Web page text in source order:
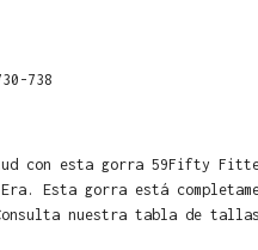
738
con esta gorra 59Fifty
Esta gorra está
nuestra tabla de